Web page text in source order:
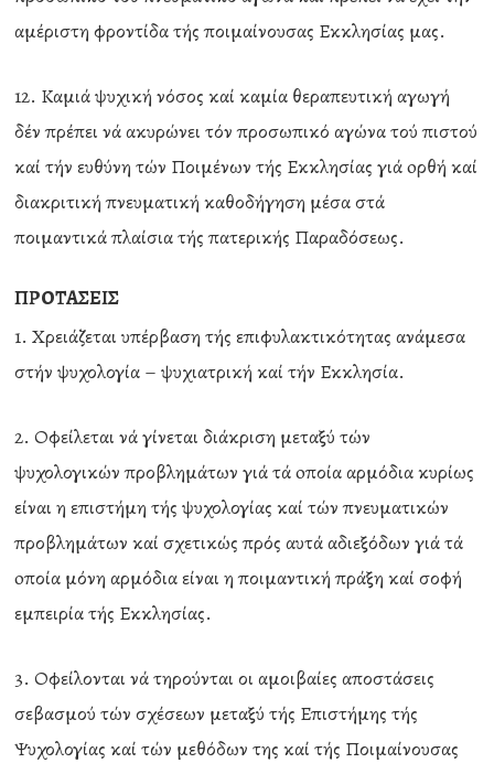
αμέριστη φροντίδα τής ποιμαίνουσας Εκκλησίας μας.
12. Καμιά ψυχική νόσος καί καμία θεραπευτική αγωγή
δέν πρέπει νά ακυρώνει τόν προσωπικό αγώνα τού πιστού
καί τήν ευθύνη τών Ποιμένων τής Εκκλησίας γιά oρθή καί
διακριτική πνευματική καθοδήγηση μέσα στά
ποιμαντικά πλαίσια τής πατερικής Παραδόσεως.
ΠΡΟΤΑΣΕΙΣ
1. Χρειάζεται υπέρβαση τής επιφυλακτικότητας ανάμεσα
στήν ψυχολογία – ψυχιατρική καί τήν Εκκλησία.
2. Οφείλεται νά γίνεται διάκριση μεταξύ τών
ψυχολογικών προβλημάτων γιά τά oποία αρμόδια κυρίως
είναι η επιστήμη τής ψυχολογίας καί τών πνευματικών
προβλημάτων καί σχετικώς πρός αυτά αδιεξόδων γιά τά
oποία μόνη αρμόδια είναι η ποιμαντική πράξη καί σοφή
εμπειρία τής Εκκλησίας.
3. Οφείλονται νά τηρούνται οι αμοιβαίες αποστάσεις
σεβασμού τών σχέσεων μεταξύ τής Επιστήμης τής
Ψυχολογίας καί τών μεθόδων της καί τής Ποιμαίνουσας